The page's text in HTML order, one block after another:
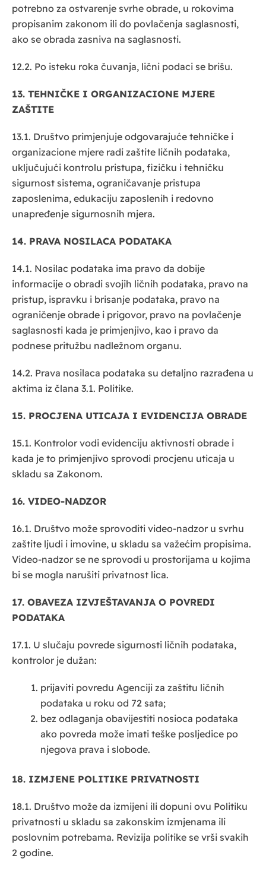
potrebno za ostvarenje svrhe obrade, u rokovima
propisanim zakonom ili do povlačenja saglasnosti,
ako se obrada zasniva na saglasnosti.
12.2. Po isteku roka čuvanja, lični podaci se brišu.
13. TEHNIČKE I ORGANIZACIONE MJERE
ZAŠTITE
13.1. Društvo primjenjuje odgovarajuće tehničke i
organizacione mjere radi zaštite ličnih podataka,
uključujući kontrolu pristupa, fizičku i tehničku
sigurnost sistema, ograničavanje pristupa
zaposlenima, edukaciju zaposlenih i redovno
unapređenje sigurnosnih mjera.
14. PRAVA NOSILACA PODATAKA
14.1. Nosilac podataka ima pravo da dobije
informacije o obradi svojih ličnih podataka, pravo na
pristup, ispravku i brisanje podataka, pravo na
ograničenje obrade i prigovor, pravo na povlačenje
saglasnosti kada je primjenjivo, kao i pravo da
podnese pritužbu nadležnom organu.
14.2. Prava nosilaca podataka su detaljno razrađena u
aktima iz člana 3.1. Politike.
15. PROCJENA UTICAJA I EVIDENCIJA OBRADE
15.1. Kontrolor vodi evidenciju aktivnosti obrade i
kada je to primjenjivo sprovodi procjenu uticaja u
skladu sa Zakonom.
16. VIDEO-NADZOR
16.1. Društvo može sprovoditi video-nadzor u svrhu
zaštite ljudi i imovine, u skladu sa važećim propisima.
Video-nadzor se ne sprovodi u prostorijama u kojima
bi se mogla narušiti privatnost lica.
17. OBAVEZA IZVJEŠTAVANJA O POVREDI
PODATAKA
17.1. U slučaju povrede sigurnosti ličnih podataka,
kontrolor je dužan:
prijaviti povredu Agenciji za zaštitu ličnih
podataka u roku od 72 sata;
bez odlaganja obavijestiti nosioca podataka
ako povreda može imati teške posljedice po
njegova prava i slobode.
18. IZMJENE POLITIKE PRIVATNOSTI
18.1. Društvo može da izmijeni ili dopuni ovu Politiku
privatnosti u skladu sa zakonskim izmjenama ili
poslovnim potrebama. Revizija politike se vrši svakih
2 godine.